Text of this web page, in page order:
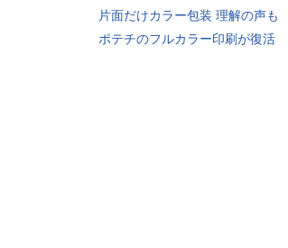
片面だけカラー包装 理解の声も
ポテチのフルカラー印刷が復活